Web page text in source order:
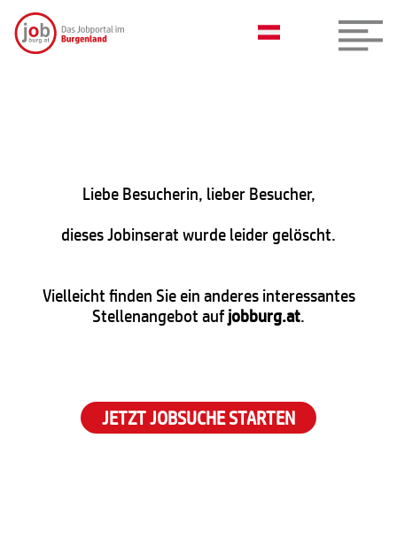
Liebe Besucherin, lieber Besucher,
dieses Jobinserat wurde leider gelöscht.
Vielleicht finden Sie ein anderes interessantes
Stellenangebot aufjobburg.at.
JETZT JOBSUCHE STARTEN